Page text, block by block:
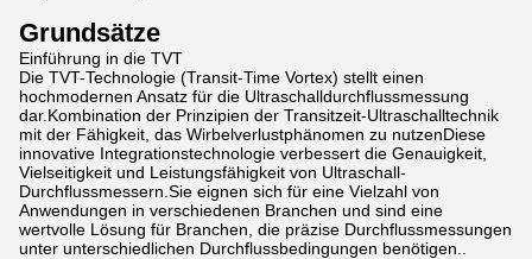
Grundsätze
Einführung in die TVT
Die TVT-Technologie (Transit-Time Vortex) stellt einen
hochmodernen Ansatz für die Ultraschalldurchflussmessung
dar.Kombination der Prinzipien der Transitzeit-Ultraschalltechnik
mit der Fähigkeit, das Wirbelverlustphänomen zu nutzenDiese
innovative Integrationstechnologie verbessert die Genauigkeit,
Vielseitigkeit und Leistungsfähigkeit von Ultraschall-
Durchflussmessern.Sie eignen sich für eine Vielzahl von
Anwendungen in verschiedenen Branchen und sind eine
wertvolle Lösung für Branchen, die präzise Durchflussmessungen
unter unterschiedlichen Durchflussbedingungen benötigen..